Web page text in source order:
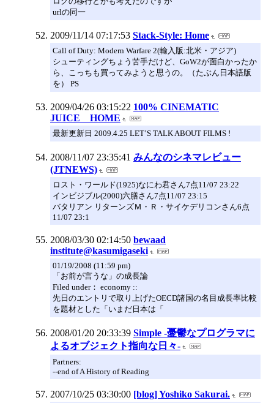
urlの同一
2009/11/14 07:17:53 Stack-Style: Home
Call of Duty: Modern Warfare 2(輸入版:北米・アジア)
シューティングちょう苦手だけど、GoW2が面白かったか
ら、こっちも買ってみようと思うの。（たぶん日本語版
を） PS
2009/04/26 03:15:22 100% CINEMATIC
JUICE HOME
最新更新日 2009.4.25 LET’S TALK ABOUT FILMS !
2008/11/07 23:35:41 みんなのシネマレビュー
(JTNEWS)
ロスト・ワールド(1925)なにわ君さん7点11/07 23:22
インビジブル(2000)六膳さん7点11/07 23:15
バタリアン リターンズＭ・Ｒ・サイケデリコンさん6点
11/07 23:1
2008/03/30 02:14:50 bewaad
institute@kasumigaseki
01/19/2008 (11:59 pm)
「お前が言うな」の成長論
Filed under： economy ::
先日のエントリで取り上げたOECD諸国の名目成長率比較
を題材とした「いまだ日本は「
2008/01/20 20:33:39 Simple -憂鬱なプログラマに
よるオブジェクト指向な日々-
Partners:
--end of A History of Reading
2007/10/25 03:30:00 [blog] Yoshiko Sakurai.